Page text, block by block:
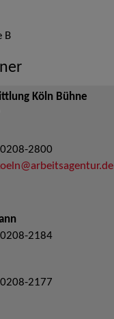
B
Köln Bühne
2800
2184
2177